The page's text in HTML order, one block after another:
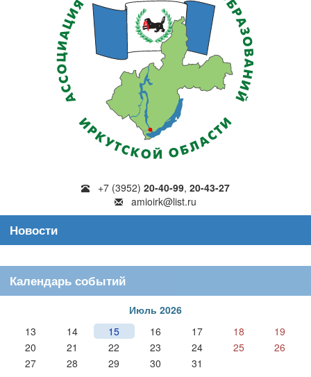
+7 (3952) 20-40-99, 20-43-27
amioirk@list.ru
Новости
Календарь событий
Июль 2026
13
14 15 16 17 18
19
20
21 22 23 24 25
26
27
28 29 30
31